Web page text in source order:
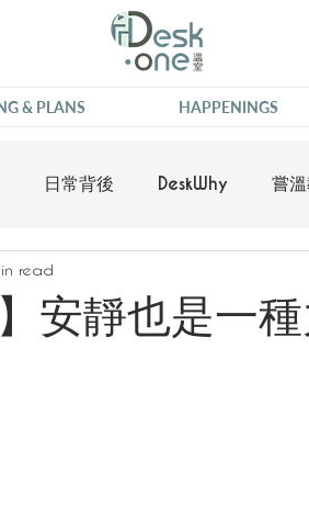
& PLANS HAPPENINGS
日常背後 DeskWhy 嘗
安靜也是一
read